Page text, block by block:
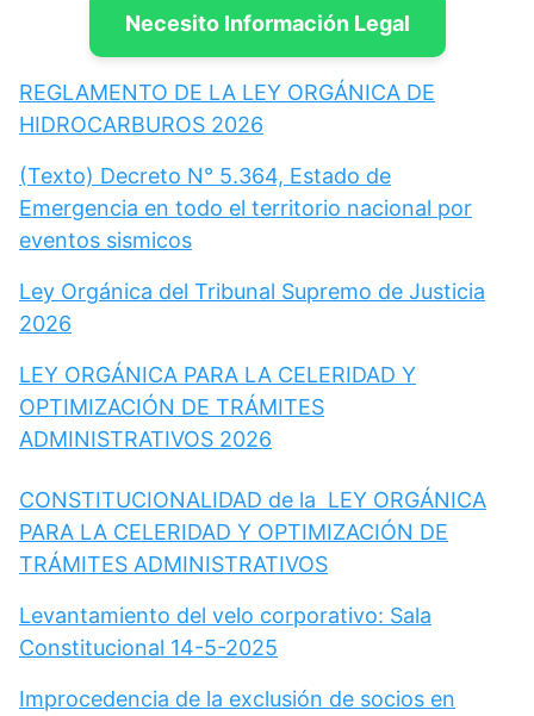
Necesito Información Legal
REGLAMENTO DE LA LEY ORGÁNICA DE
HIDROCARBUROS 2026
(Texto) Decreto N° 5.364, Estado de
Emergencia en todo el territorio nacional por
eventos sismicos
Ley Orgánica del Tribunal Supremo de Justicia
2026
LEY ORGÁNICA PARA LA CELERIDAD Y
OPTIMIZACIÓN DE TRÁMITES
ADMINISTRATIVOS 2026
CONSTITUCIONALIDAD de la LEY ORGÁNICA
PARA LA CELERIDAD Y OPTIMIZACIÓN DE
TRÁMITES ADMINISTRATIVOS
Levantamiento del velo corporativo: Sala
Constitucional 14-5-2025
Improcedencia de la exclusión de socios en